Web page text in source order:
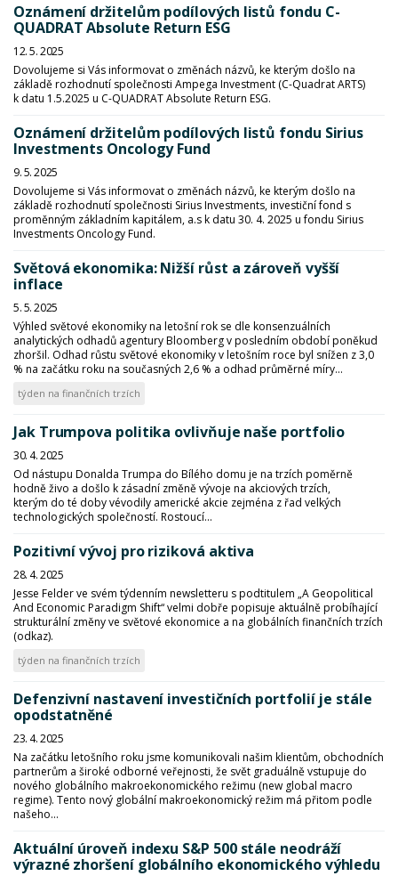
Oznámení držitelům podílových listů fondu C-
QUADRAT Absolute Return ESG
12. 5. 2025
Dovolujeme si Vás informovat o změnách názvů, ke kterým došlo na
základě rozhodnutí společnosti Ampega Investment (C-Quadrat ARTS)
k datu 1.5.2025 u C-QUADRAT Absolute Return ESG.
Oznámení držitelům podílových listů fondu Sirius
Investments Oncology Fund
9. 5. 2025
Dovolujeme si Vás informovat o změnách názvů, ke kterým došlo na
základě rozhodnutí společnosti Sirius Investments, investiční fond s
proměnným základním kapitálem, a.s k datu 30. 4. 2025 u fondu Sirius
Investments Oncology Fund.
Světová ekonomika: Nižší růst a zároveň vyšší
inflace
5. 5. 2025
Výhled světové ekonomiky na letošní rok se dle konsenzuálních
analytických odhadů agentury Bloomberg v posledním období poněkud
zhoršil. Odhad růstu světové ekonomiky v letošním roce byl snížen z 3,0
% na začátku roku na současných 2,6 % a odhad průměrné míry...
týden na finančních trzích
Jak Trumpova politika ovlivňuje naše portfolio
30. 4. 2025
Od nástupu Donalda Trumpa do Bílého domu je na trzích poměrně
hodně živo a došlo k zásadní změně vývoje na akciových trzích,
kterým do té doby vévodily americké akcie zejména z řad velkých
technologických společností. Rostoucí...
Pozitivní vývoj pro riziková aktiva
28. 4. 2025
Jesse Felder ve svém týdenním newsletteru s podtitulem „A Geopolitical
And Economic Paradigm Shift“ velmi dobře popisuje aktuálně probíhající
strukturální změny ve světové ekonomice a na globálních finančních trzích
(odkaz).
týden na finančních trzích
Defenzivní nastavení investičních portfolií je stále
opodstatněné
23. 4. 2025
Na začátku letošního roku jsme komunikovali našim klientům, obchodních
partnerům a široké odborné veřejnosti, že svět graduálně vstupuje do
nového globálního makroekonomického režimu (new global macro
regime). Tento nový globální makroekonomický režim má přitom podle
našeho...
Aktuální úroveň indexu S&P 500 stále neodráží
výrazné zhoršení globálního ekonomického výhledu